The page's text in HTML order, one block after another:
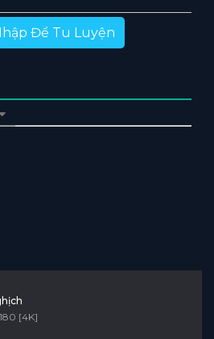
Để Tu Luyện
[4K]